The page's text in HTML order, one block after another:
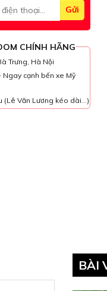
CHÍNH HÃNG
Trưng, Hà Nội
Ngay cạnh bến xe Mỹ
(Lê Văn Lương kéo dài...)
BÀI